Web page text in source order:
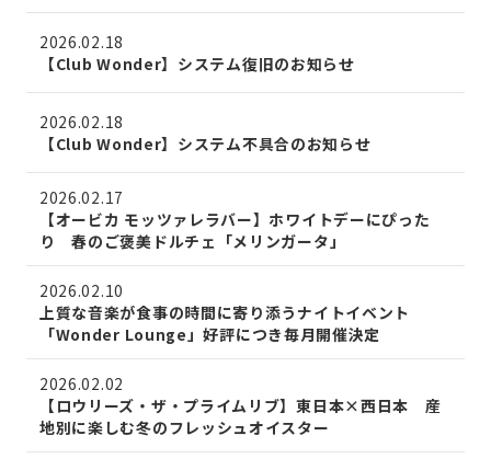
2026.02.18
【Club Wonder】システム復旧のお知らせ
2026.02.18
【Club Wonder】システム不具合のお知らせ
2026.02.17
【オービカ モッツァレラバー】ホワイトデーにぴった
り 春のご褒美ドルチェ「メリンガータ」
2026.02.10
上質な音楽が食事の時間に寄り添うナイトイベント
「Wonder Lounge」好評につき毎月開催決定
2026.02.02
【ロウリーズ・ザ・プライムリブ】東日本×西日本 産
地別に楽しむ冬のフレッシュオイスター